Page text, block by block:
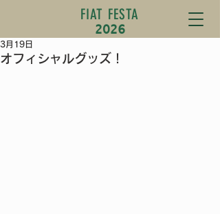
FIAT FESTA
2026
オフィシャルグッズ！
3月19日